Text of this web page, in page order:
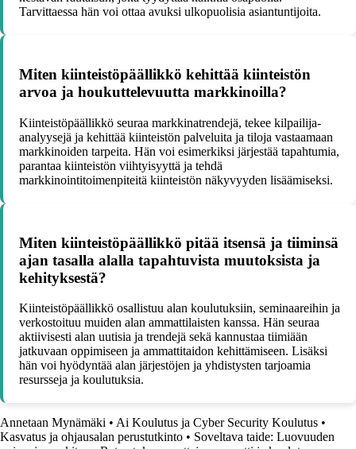
Tarvittaessa hän voi ottaa avuksi ulkopuolisia asiantuntijoita.
Miten kiinteistöpäällikkö kehittää kiinteistön
arvoa ja houkuttelevuutta markkinoilla?
Kiinteistöpäällikkö seuraa markkinatrendejä, tekee kilpailija-
analyysejä ja kehittää kiinteistön palveluita ja tiloja vastaamaan
markkinoiden tarpeita. Hän voi esimerkiksi järjestää tapahtumia,
parantaa kiinteistön viihtyisyyttä ja tehdä
markkinointitoimenpiteitä kiinteistön näkyvyyden lisäämiseksi.
Miten kiinteistöpäällikkö pitää itsensä ja tiiminsä
ajan tasalla alalla tapahtuvista muutoksista ja
kehityksestä?
Kiinteistöpäällikkö osallistuu alan koulutuksiin, seminaareihin ja
verkostoituu muiden alan ammattilaisten kanssa. Hän seuraa
aktiivisesti alan uutisia ja trendejä sekä kannustaa tiimiään
jatkuvaan oppimiseen ja ammattitaidon kehittämiseen. Lisäksi
hän voi hyödyntää alan järjestöjen ja yhdistysten tarjoamia
resursseja ja koulutuksia.
Annetaan Mynämäki • Ai Koulutus ja Cyber Security Koulutus •
Kasvatus ja ohjausalan perustutkinto • Soveltava taide: Luovuuden